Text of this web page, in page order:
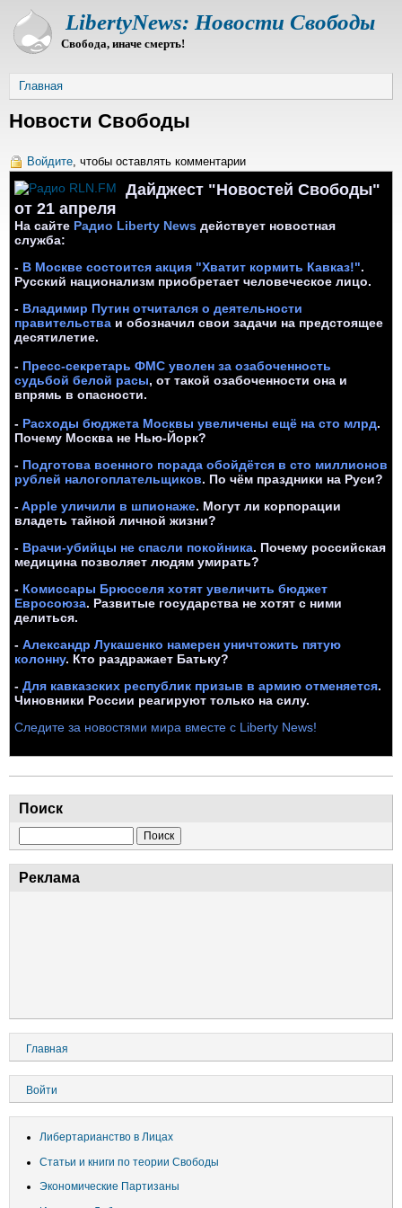
Перейти
основному
LibertyNews: Новости Свободы
Свобода, иначе смерть!
Строка
навигации
Главная
Новости Свободы
Войдите , чтобы оставлять комментарии
Дайджест "Новостей Свободы"
от 21 апреля
На сайте Радио Liberty News действует новостная
служба:
- В Москве состоится акция "Хватит кормить Кавказ!".
Русский национализм приобретает человеческое лицо.
- Владимир Путин отчитался о деятельности
правительства и обозначил свои задачи на предстоящее
десятилетие.
- Пресс-секретарь ФМС уволен за озабоченность
судьбой белой расы, от такой озабоченности она и
впрямь в опасности.
- Расходы бюджета Москвы увеличены ещё на сто млрд.
Почему Москва не Нью-Йорк?
- Подготова военного порада обойдётся в сто миллионов
рублей налогоплательщиков. По чём праздники на Руси?
-Apple уличили в шпионаже. Могут ли корпорации
владеть тайной личной жизни?
- Врачи-убийцы не спасли покойника. Почему российская
медицина позволяет людям умирать?
- Комиссары Брюсселя хотят увеличить бюджет
Евросоюза. Развитые государства не хотят с ними
делиться.
- Александр Лукашенко намерен уничтожить пятую
колонну. Кто раздражает Батьку?
- Для кавказских республик призыв в армию отменяется.
Чиновники России реагируют только на силу.
Следите за новостями мира вместе с Liberty News!
Поиск
Реклама
Основная
навигация
Главная
Меню
учётной
пользователя
Войти
Либертарианство в Лицах
Статьи и книги по теории Свободы
Экономические Партизаны